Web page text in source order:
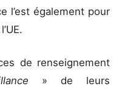
l’est également pour
de renseignement
» de leurs